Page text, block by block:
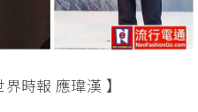
時報 應瑋漢 】